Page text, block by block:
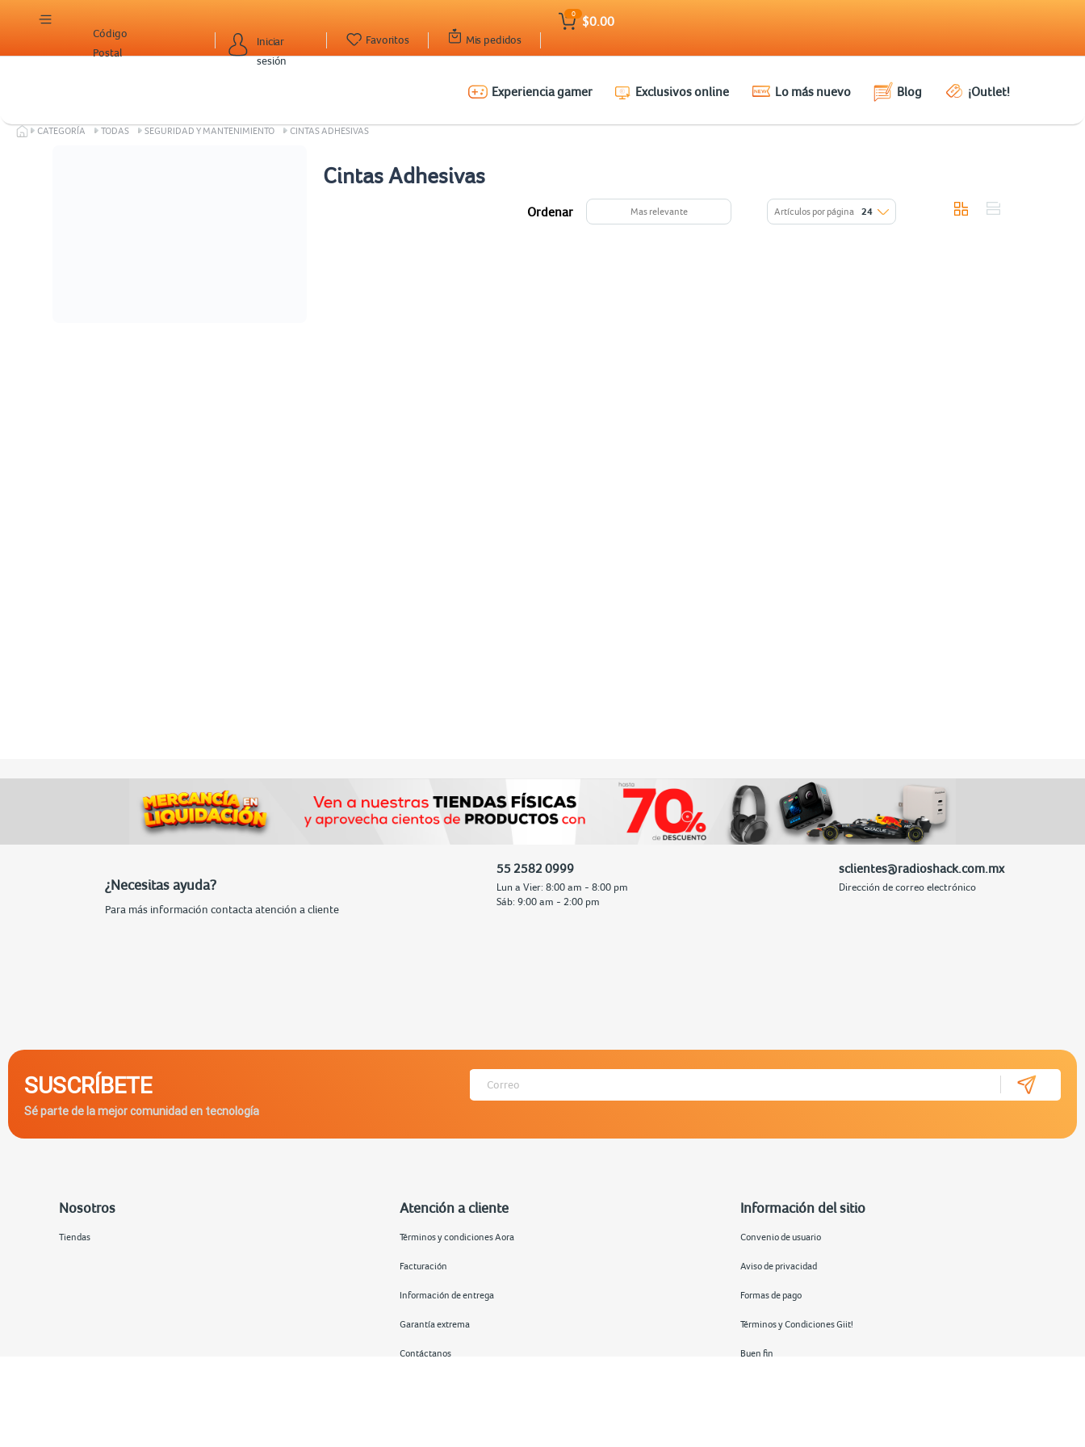
Iniciar
sesión
Código
Postal
Mis pedidos
Favoritos
0
$0.00
Experiencia gamer Exclusivos online Lo más nuevo Blog ¡Outlet!
CATEGORÍA TODAS SEGURIDAD Y MANTENIMIENTO CINTAS ADHESIVAS
Cintas Adhesivas
Ordenar Mas relevante Artículos por página 24
¿Necesitas ayuda?
Para más información contacta atención a cliente
55 2582 0999
Lun a Vier: 8:00 am - 8:00 pm
Sáb: 9:00 am - 2:00 pm
sclientes@radioshack.com.mx
Dirección de correo electrónico
SUSCRÍBETE
Sé parte de la mejor comunidad en tecnología
Nosotros
Tiendas
Atención a cliente
Términos y condiciones Aora
Facturación
Información de entrega
Garantía extrema
Contáctanos
Información del sitio
Convenio de usuario
Aviso de privacidad
Formas de pago
Términos y Condiciones Giit!
Buen fin